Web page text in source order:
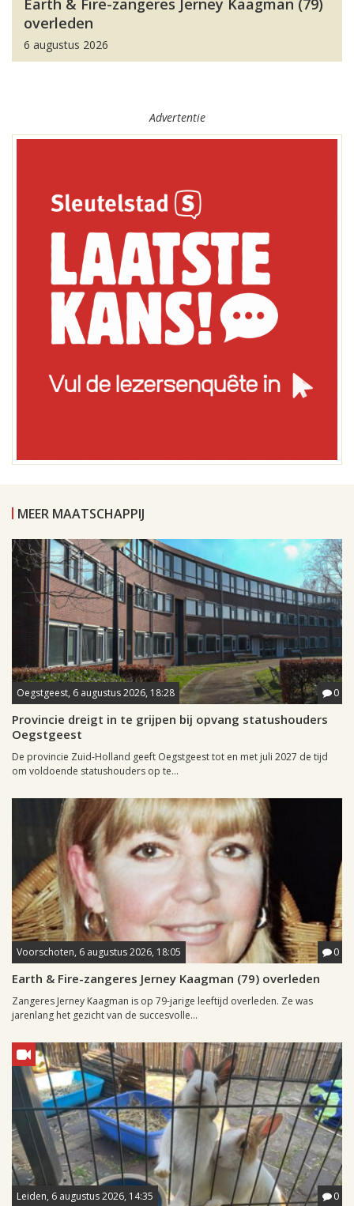
Earth & Fire-zangeres Jerney Kaagman (79)
overleden
6 augustus 2026
Advertentie
MEER MAATSCHAPPIJ
Oegstgeest, 6 augustus 2026, 18:28 0
Provincie dreigt in te grijpen bij opvang statushouders
Oegstgeest
De provincie Zuid-Holland geeft Oegstgeest tot en met juli 2027 de tijd
om voldoende statushouders op te...
Voorschoten, 6 augustus 2026, 18:05 0
Earth & Fire-zangeres Jerney Kaagman (79) overleden
Zangeres Jerney Kaagman is op 79-jarige leeftijd overleden. Ze was
jarenlang het gezicht van de succesvolle...
Leiden, 6 augustus 2026, 14:35 0